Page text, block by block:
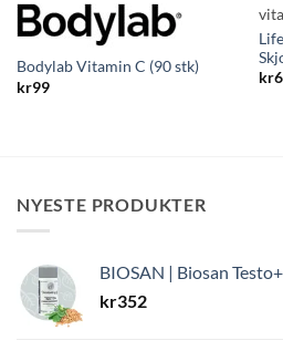
Bodylab Vitamin C (90 stk)
kr99
kr
NYESTE PRODUKTER
BIOSAN | Biosan Testo+
kr352